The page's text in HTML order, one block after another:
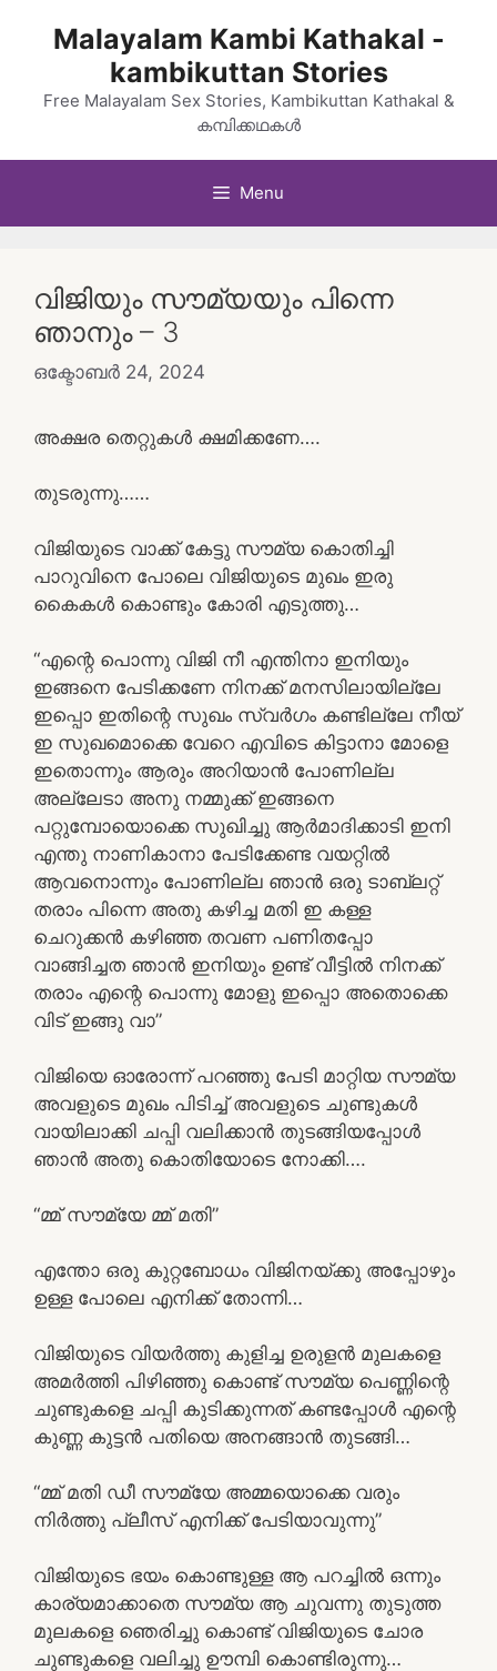
Malayalam Kambi Kathakal -
kambikuttan Stories
Free Malayalam Sex Stories, Kambikuttan Kathakal &
കമ്പിക്കഥകൾ
Menu
വിജിയും സൗമ്യയും പിന്നെ
ഞാനും – 3
ഒക്ടോബർ 24, 2024
അക്ഷര തെറ്റുകൾ ക്ഷമിക്കണേ….
തുടരുന്നു……
വിജിയുടെ വാക്ക് കേട്ടു സൗമ്യ കൊതിച്ചി
പാറുവിനെ പോലെ വിജിയുടെ മുഖം ഇരു
കൈകൾ കൊണ്ടും കോരി എടുത്തു…
“എന്റെ പൊന്നു വിജി നീ എന്തിനാ ഇനിയും
ഇങ്ങനെ പേടിക്കണേ നിനക്ക് മനസിലായില്ലേ
ഇപ്പൊ ഇതിന്റെ സുഖം സ്വർഗം കണ്ടില്ലേ നീയ്
ഇ സുഖമൊക്കെ വേറെ എവിടെ കിട്ടാനാ മോളെ
ഇതൊന്നും ആരും അറിയാൻ പോണില്ല
അല്ലേടാ അനു നമ്മുക്ക് ഇങ്ങനെ
പറ്റുമ്പോയൊക്കെ സുഖിച്ചു ആർമാദിക്കാടി ഇനി
എന്തു നാണികാനാ പേടിക്കേണ്ട വയറ്റിൽ
ആവനൊന്നും പോണില്ല ഞാൻ ഒരു ടാബ്ലറ്റ്
തരാം പിന്നെ അതു കഴിച്ച മതി ഇ കള്ള
ചെറുക്കൻ കഴിഞ്ഞ തവണ പണിതപ്പോ
വാങ്ങിച്ചത ഞാൻ ഇനിയും ഉണ്ട് വീട്ടിൽ നിനക്ക്
തരാം എന്റെ പൊന്നു മോളു ഇപ്പൊ അതൊക്കെ
വിട് ഇങ്ങു വാ”
വിജിയെ ഓരോന്ന് പറഞ്ഞു പേടി മാറ്റിയ സൗമ്യ
അവളുടെ മുഖം പിടിച്ച് അവളുടെ ചുണ്ടുകൾ
വായിലാക്കി ചപ്പി വലിക്കാൻ തുടങ്ങിയപ്പോൾ
ഞാൻ അതു കൊതിയോടെ നോക്കി….
“മ്മ് സൗമ്യേ മ്മ് മതി”
എന്തോ ഒരു കുറ്റബോധം വിജിനയ്ക്കു അപ്പോഴും
ഉള്ള പോലെ എനിക്ക് തോന്നി…
വിജിയുടെ വിയർത്തു കുളിച്ച ഉരുളൻ മുലകളെ
അമർത്തി പിഴിഞ്ഞു കൊണ്ട് സൗമ്യ പെണ്ണിന്റെ
ചുണ്ടുകളെ ചപ്പി കുടിക്കുന്നത് കണ്ടപ്പോൾ എന്റെ
കുണ്ണ കുട്ടൻ പതിയെ അനങ്ങാൻ തുടങ്ങി…
“മ്മ് മതി ഡീ സൗമ്യേ അമ്മയൊക്കെ വരും
നിർത്തു പ്ലീസ് എനിക്ക് പേടിയാവുന്നു”
വിജിയുടെ ഭയം കൊണ്ടുള്ള ആ പറച്ചിൽ ഒന്നും
കാര്യമാക്കാതെ സൗമ്യ ആ ചുവന്നു തുടുത്ത
മുലകളെ ഞെരിച്ചു കൊണ്ട് വിജിയുടെ ചോര
ചുണ്ടുകളെ വലിച്ചു ഊമ്പി കൊണ്ടിരുന്നു…